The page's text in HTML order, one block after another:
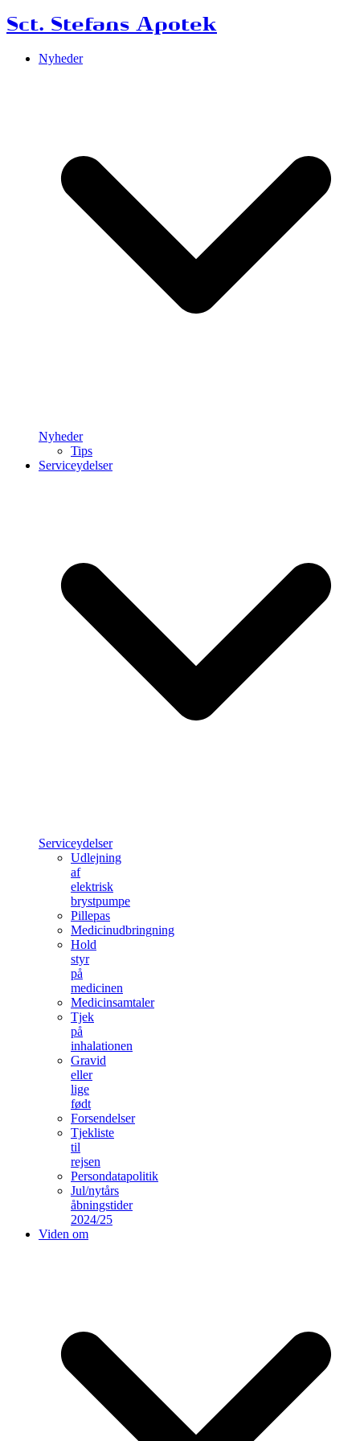
Sct. Stefans Apotek
Nyheder
Nyheder
Tips
Serviceydelser
Serviceydelser
Udlejning
af
elektrisk
brystpumpe
Pillepas
Medicinudbringning
Hold
styr
på
medicinen
Medicinsamtaler
Tjek
på
inhalationen
Gravid
eller
lige
født
Forsendelser
Tjekliste
til
rejsen
Persondatapolitik
Jul/nytårs
åbningstider
2024/25
Viden om